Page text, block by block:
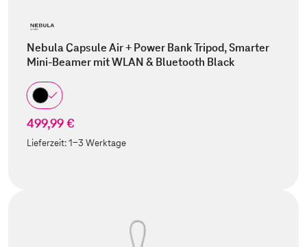
Nebula Capsule Air + Power Bank Tripod, Smarter
Mini-Beamer mit WLAN & Bluetooth Black
499,99 €
Lieferzeit:1-3 Werktage